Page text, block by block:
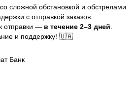
сложной обстановкой и обстрелами
с отправкой заказов.
отправки — в течение 2–3 дней
и поддержку! 🇺🇦
Банк